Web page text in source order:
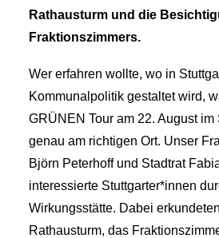
Rathausturm und die
Fraktionszimmers.
Wer erfahren wollte, wo in
Kommunalpolitik gestaltet wird,
GRÜNEN Tour am 22. August im
genau am richtigen Ort. Unser
Björn Peterhoff und Stadtrat
interessierte Stuttgarter*innen
Wirkungsstätte. Dabei
Rathausturm, das